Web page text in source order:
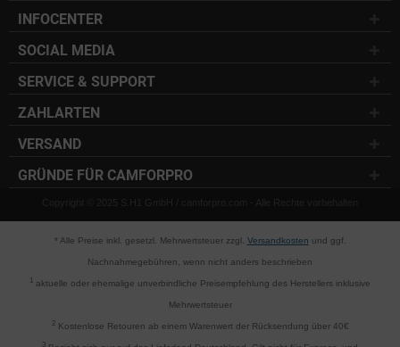
INFOCENTER
SOCIAL MEDIA
SERVICE & SUPPORT
ZAHLARTEN
VERSAND
GRÜNDE FÜR CAMFORPRO
Copyright © 2025 S.H1 GmbH / camforpro.com - Alle Rechte vorbehalten
* Alle Preise inkl. gesetzl. Mehrwertsteuer zzgl. Versandkosten und ggf.
Nachnahmegebühren, wenn nicht anders beschrieben
aktuelle oder ehemalige unverbindliche Preisempfehlung des Herstellers inklusive
Mehrwertsteuer
2Kostenlose Retouren ab einem Warenwert der Rücksendung über 40€
3